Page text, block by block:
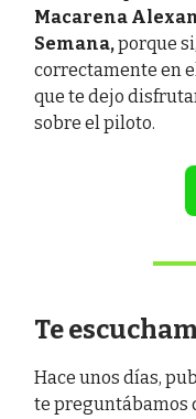
Macarena
Semana,porque si,
correctamente en
que te dejo
sobre el piloto.
Te
Hace unos días,
te preguntábamos